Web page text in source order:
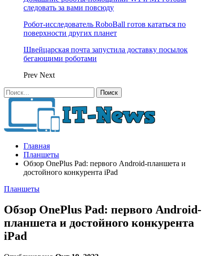
следовать за вами повсюду
Робот-исследователь RoboBall готов кататься по
поверхности других планет
Швейцарская почта запустила доставку посылок
бегающими роботами
Prev Next
Главная
Планшеты
Обзор OnePlus Pad: первого Android-планшета и
достойного конкурента iPad
Планшеты
Обзор OnePlus Pad: первого Android-
планшета и достойного конкурента
iPad